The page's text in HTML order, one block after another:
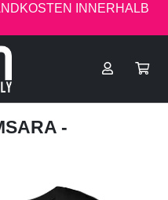
INNERHALB
-